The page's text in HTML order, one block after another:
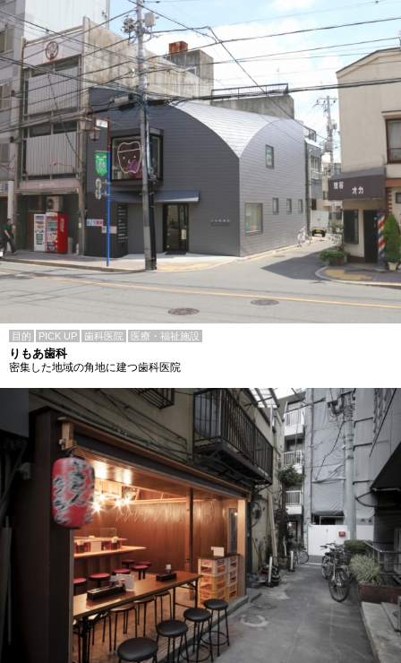
目的 PICK UP 歯科医院 医療・福祉施設
りもあ歯科
密集した地域の角地に建つ歯科医院